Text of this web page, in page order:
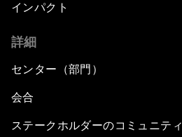
インパクト
詳細
センター（部門）
会合
ステークホルダーのコミュニティ